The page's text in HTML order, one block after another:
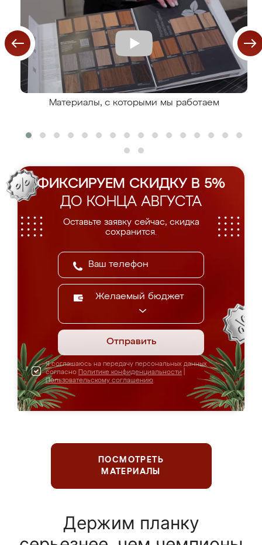
Материалы, с которыми мы работаем
ФИКСИРУЕМ СКИДКУ В 5%
ДО КОНЦА АВГУСТА
Оставьте заявку сейчас, скидка
сохранится.
Желаемый бюджет
Отправить
Я соглашаюсь на передачу персональных данных
согласно Политике конфиденциальности
Пользовательскому соглашению
ПОСМОТРЕТЬ
МАТЕРИАЛЫ
Держим планку